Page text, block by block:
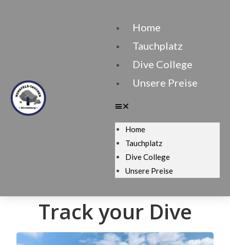
Home
Tauchplatz
Dive College
Unsere Preise
Home
Tauchplatz
Dive College
Unsere Preise
Track your Dive